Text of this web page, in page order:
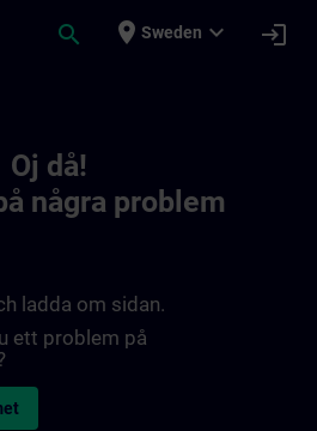
search place Sweden expand_more login
Oj då!
några problem
ladda om sidan.
ett problem på